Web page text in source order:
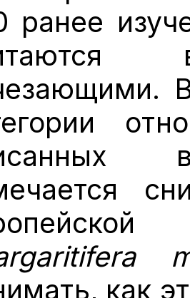
ранее
как